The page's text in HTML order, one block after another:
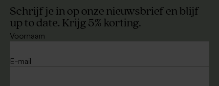
Schrijf je in op onze nieuwsbrief en blijf
up to date. Krijg 5% korting.
Voornaam
E-mail